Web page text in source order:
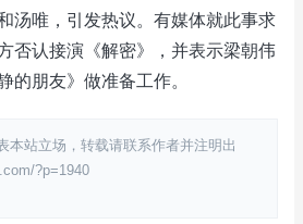
汤唯，引发热议。有媒体就此事求
否认接演《解密》，并表示梁朝伟
的朋友》做准备工作。
本站立场，转载请联系作者并注明出
?p=1940